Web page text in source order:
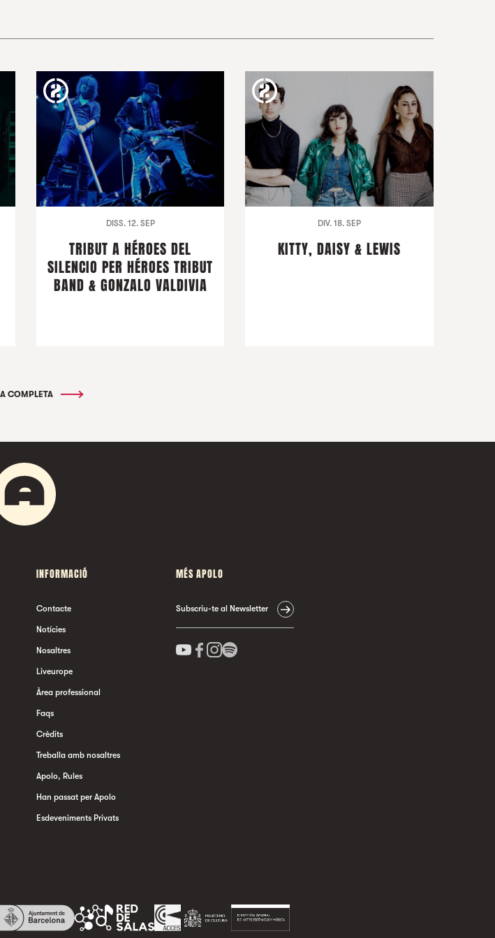
DISS. 12. SEP
TRIBUT A HÉROES DEL
SILENCIO PER HÉROES TRIBUT
BAND & GONZALO VALDIVIA
DIV. 18. SEP
KITTY, DAISY & LEWIS
COMPLETA
INFORMACIÓ
Contacte
Notícies
Nosaltres
Liveurope
Àrea professional
Faqs
Crèdits
Treballa amb nosaltres
Apolo, Rules
Han passat per Apolo
Esdeveniments Privats
MÉS APOLO
Subscriu-te al Newsletter